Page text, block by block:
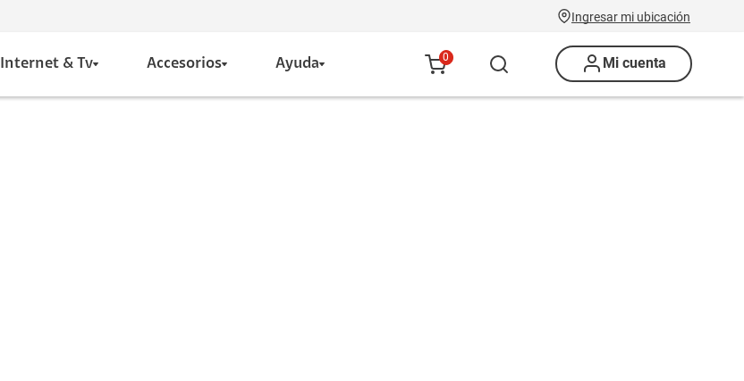
Ingresar mi ubicación
Internet & Tv Accesorios Ayuda 0 Mi cuenta